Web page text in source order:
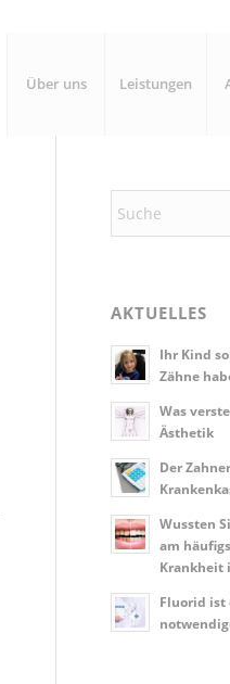
Über uns Leistungen
AKTUELLES
Ihr Kind
Zähne
Was
Ästhetik
Der
Wussten
am
Krankheit
Fluorid ist